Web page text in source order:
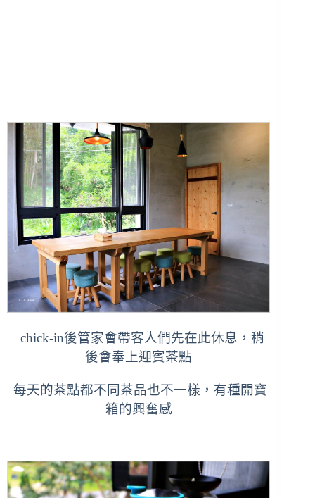
chick-in後管家會帶客人們先在此休息，稍
後會奉上迎賓茶點
每天的茶點都不同茶品也不一樣，有種開寶
箱的興奮感